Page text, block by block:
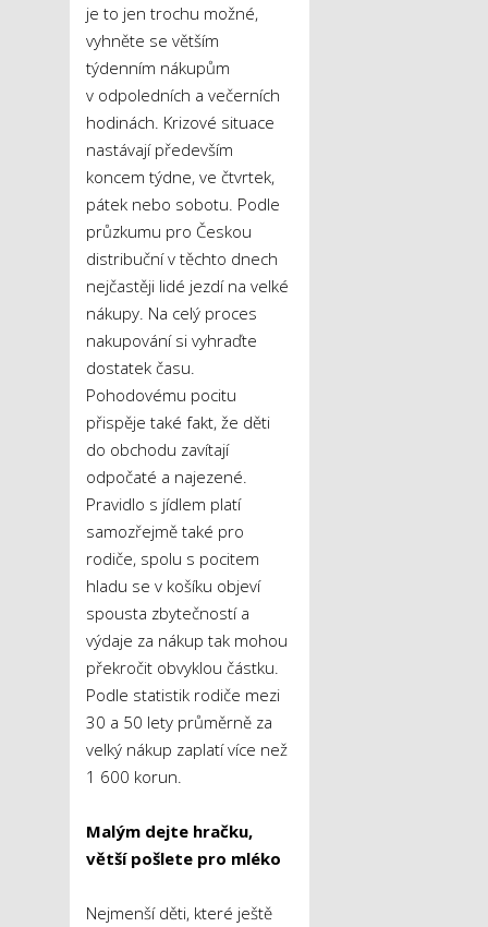
je to jen trochu možné,
vyhněte se větším
týdenním nákupům
v odpoledních a večerních
hodinách. Krizové situace
nastávají především
koncem týdne, ve čtvrtek,
pátek nebo sobotu. Podle
průzkumu pro Českou
distribuční v těchto dnech
nejčastěji lidé jezdí na velké
nákupy. Na celý proces
nakupování si vyhraďte
dostatek času.
Pohodovému pocitu
přispěje také fakt, že děti
do obchodu zavítají
odpočaté a najezené.
Pravidlo s jídlem platí
samozřejmě také pro
rodiče, spolu s pocitem
hladu se v košíku objeví
spousta zbytečností a
výdaje za nákup tak mohou
překročit obvyklou částku.
Podle statistik rodiče mezi
30 a 50 lety průměrně za
velký nákup zaplatí více než
1 600 korun.
Malým dejte hračku,
větší pošlete pro mléko
Nejmenší děti, které ještě